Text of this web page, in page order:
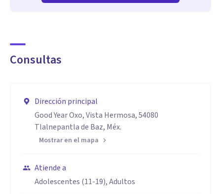
Consultas
Dirección principal
Good Year Oxo, Vista Hermosa, 54080
Tlalnepantla de Baz, Méx.
Mostrar en el mapa
Atiende a
Adolescentes (11-19), Adultos